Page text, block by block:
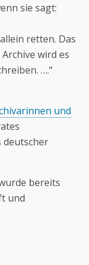
sie sagt:
retten. Das
wird es
….“
und
deutscher
bereits
und